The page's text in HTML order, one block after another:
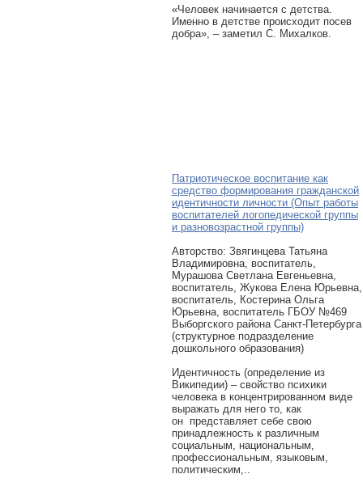
«Человек начинается с детства.
Именно в детстве происходит посев
добра», – заметил С. Михалков.
Патриотическое воспитание как
средство формирования гражданской
идентичности личности (Опыт работы
воспитателей логопедической группы
и разновозрастной группы)
Авторcтво: Звягинцева Татьяна
Владимировна, воспитатель,
Мурашова Светлана Евгеньевна,
воспитатель, Жукова Елена Юрьевна,
воспитатель, Костерина Ольга
Юрьевна, воспитатель ГБОУ №469
Выборгского района Санкт-Петербурга
(структурное подразделение
дошкольного образования)
Идентичность (определение из
Википедии) – свойство психики
человека в концентрированном виде
выражать для него то, как
он представляет себе свою
принадлежность к различным
социальным, национальным,
профессиональным, языковым,
политическим,..